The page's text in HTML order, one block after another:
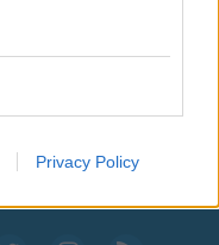
Privacy Policy